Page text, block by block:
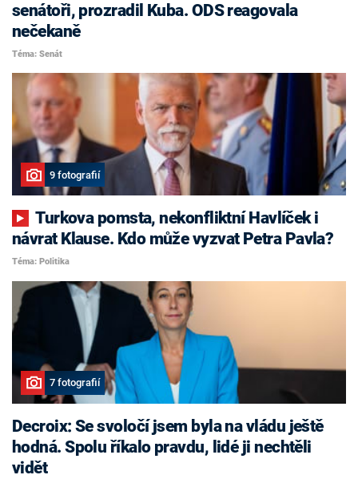
senátoři, prozradil Kuba. ODS reagovala
nečekaně
Téma: Senát
9 fotografií
Turkova pomsta, nekonfliktní Havlíček i
návrat Klause. Kdo může vyzvat Petra Pavla?
Téma: Politika
7 fotografií
Decroix: Se svoločí jsem byla na vládu ještě
hodná. Spolu říkalo pravdu, lidé ji nechtěli
vidět